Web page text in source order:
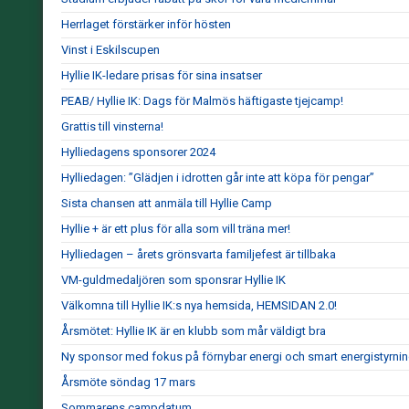
Herrlaget förstärker inför hösten
Vinst i Eskilscupen
Hyllie IK-ledare prisas för sina insatser
PEAB/ Hyllie IK: Dags för Malmös häftigaste tjejcamp!
Grattis till vinsterna!
Hylliedagens sponsorer 2024
Hylliedagen: ”Glädjen i idrotten går inte att köpa för pengar”
Sista chansen att anmäla till Hyllie Camp
Hyllie + är ett plus för alla som vill träna mer!
Hylliedagen – årets grönsvarta familjefest är tillbaka
VM-guldmedaljören som sponsrar Hyllie IK
Välkomna till Hyllie IK:s nya hemsida, HEMSIDAN 2.0!
Årsmötet: Hyllie IK är en klubb som mår väldigt bra
Ny sponsor med fokus på förnybar energi och smart
Årsmöte söndag 17 mars